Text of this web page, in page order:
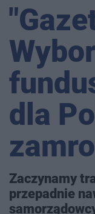
dla
Zaczynamy
przepadnie